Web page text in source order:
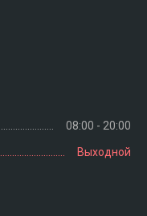
08:00 - 20:00
Выходной